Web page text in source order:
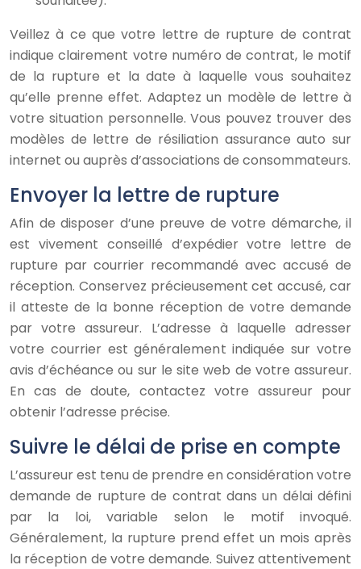
Veillez à ce que votre lettre de rupture de contrat
indique clairement votre numéro de contrat, le motif
de la rupture et la date à laquelle vous souhaitez
qu’elle prenne effet. Adaptez un modèle de lettre à
votre situation personnelle. Vous pouvez trouver des
modèles de lettre de résiliation assurance auto sur
internet ou auprès d’associations de consommateurs.
Envoyer la lettre de rupture
Afin de disposer d’une preuve de votre démarche, il
est vivement conseillé d’expédier votre lettre de
rupture par courrier recommandé avec accusé de
réception. Conservez précieusement cet accusé, car
il atteste de la bonne réception de votre demande
par votre assureur. L’adresse à laquelle adresser
votre courrier est généralement indiquée sur votre
avis d’échéance ou sur le site web de votre assureur.
En cas de doute, contactez votre assureur pour
obtenir l’adresse précise.
Suivre le délai de prise en compte
L’assureur est tenu de prendre en considération votre
demande de rupture de contrat dans un délai défini
par la loi, variable selon le motif invoqué.
Généralement, la rupture prend effet un mois après
la réception de votre demande. Suivez attentivement